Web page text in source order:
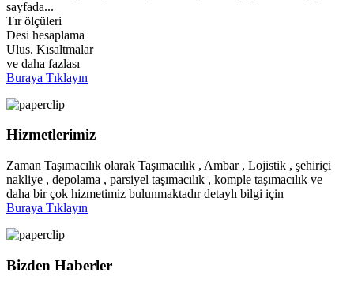
sayfada...
Tır ölçüleri
Desi hesaplama
Ulus. Kısaltmalar
ve daha fazlası
Buraya Tıklayın
Hizmetlerimiz
Zaman Taşımacılık olarak Taşımacılık , Ambar , Lojistik , şehiriçi
nakliye , depolama , parsiyel taşımacılık , komple taşımacılık ve
daha bir çok hizmetimiz bulunmaktadır detaylı bilgi için
Buraya Tıklayın
Bizden Haberler